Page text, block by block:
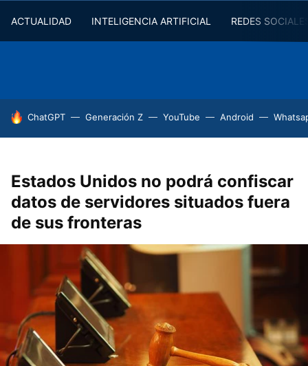
ACTUALIDAD INTELIGENCIA ARTIFICIAL REDES
HOY SE HABLA DE
ChatGPT Generación Z YouTube Android
Estados Unidos no podrá confiscar
datos de servidores situados fuera
de sus fronteras